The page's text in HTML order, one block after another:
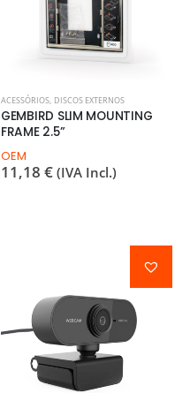
ACESSÓRIOS, DISCOS EXTERNOS
GEMBIRD SLIM MOUNTING
FRAME 2.5”
OEM
11,18 € (IVA Incl.)